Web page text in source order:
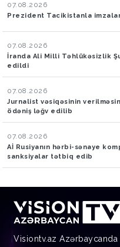
07.08.2026
Prezident Tacikistanla
07.08.2026
İranda Ali Milli Təhlükəsizlik
edildi
07.08.2026
Jurnalist vəsiqəsinin
ödəniş ləğv edilib
07.08.2026
Aİ Rusiyanın hərbi-sənaye
sanksiyalar tətbiq edib
Visiontv.az